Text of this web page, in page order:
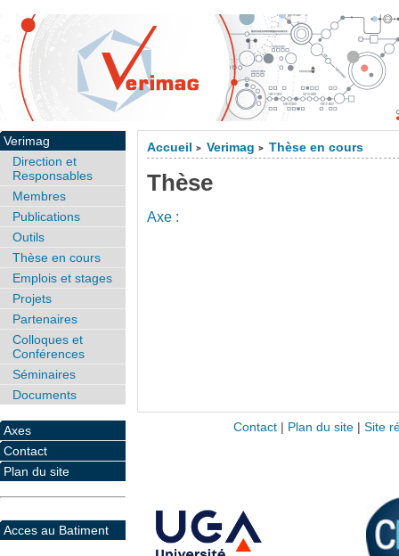
Accueil > Verimag > Thèse en cours
Thèse
Axe :
Verimag
Direction et
Responsables
Membres
Publications
Outils
Thèse en cours
Emplois et stages
Projets
Partenaires
Colloques et
Conférences
Séminaires
Documents
Axes
Contact
Plan du site
Acces au Batiment
Contact| Plan du site| Site